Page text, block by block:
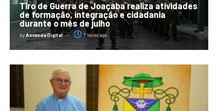
Tiro de Guerra de Joaçaba realiza atividades
de formação, integração e cidadania
durante o mês de julho
byAscenda Digital 7 horas ago